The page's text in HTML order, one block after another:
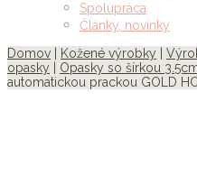
Spolupráca
Články, novinky
Domov
Kožené výrobky
opasky
Opasky so šírkou
automatickou prackou GOLD